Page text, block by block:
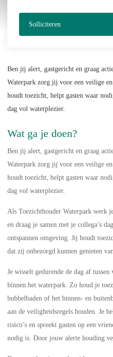
Solliciteren
Ben jij alert, gastgericht en graag
Waterpark zorg jij voor een veilige
houdt toezicht, helpt gasten waar
dag vol waterplezier.
Wat ga je doen?
Ben jij alert, gastgericht en graag
Waterpark zorg jij voor een veilige
houdt toezicht, helpt gasten waar
dag vol waterplezier.
Als Toezichthouder Waterpark werk
en draag je samen met je collega’s
ontspannen omgeving. Jij houdt
dat zij onbezorgd kunnen genieten
Je wisselt gedurende de dag af
binnen het waterpark. Zo houd je
bubbelbaden of het binnen‑ en
aan de veiligheidsregels houden. Je
risico’s en spreekt gasten op een
nodig is. Door jouw alerte houding